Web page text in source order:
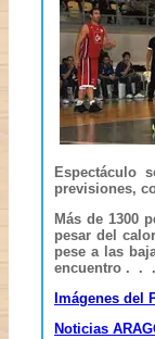
Espectáculo
previsiones,
Más de 1300
pesar del
pese a las
encuentro . . .
Imágenes del
Noticias